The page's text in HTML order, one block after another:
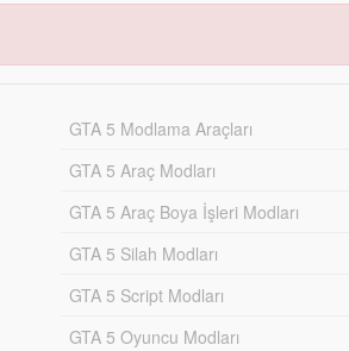
GTA 5 Modlama Araçları
GTA 5 Araç Modları
GTA 5 Araç Boya İşleri Modları
GTA 5 Silah Modları
GTA 5 Script Modları
GTA 5 Oyuncu Modları